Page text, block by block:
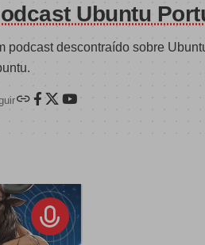
Ubuntu
podcast descontraído sobre